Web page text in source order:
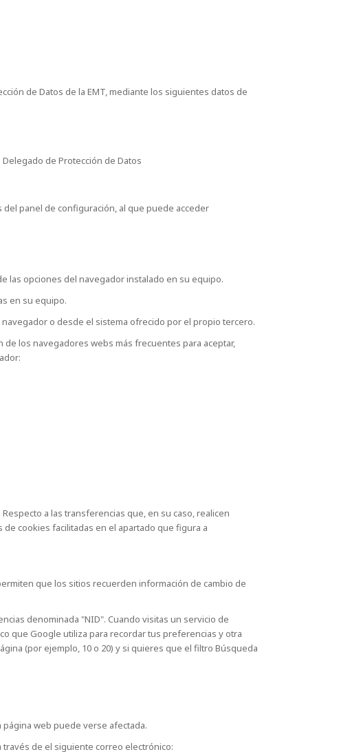
de Datos de la EMT, mediante los siguientes datos de
Delegado de Protección de Datos
panel de configuración, al que puede acceder
las opciones del navegador instalado en su equipo.
en su equipo.
o desde el sistema ofrecido por el propio tercero.
los navegadores webs más frecuentes para aceptar,
a las transferencias que, en su caso, realicen
cookies facilitadas en el apartado que figura a
que los sitios recuerden información de cambio de
denominada "NID". Cuando visitas un servicio de
que Google utiliza para recordar tus preferencias y otra
(por ejemplo, 10 o 20) y si quieres que el filtro Búsqueda
web puede verse afectada.
de el siguiente correo electrónico: